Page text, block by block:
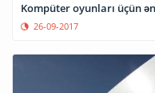
Kompüter oyunları üçün
26-09-2017